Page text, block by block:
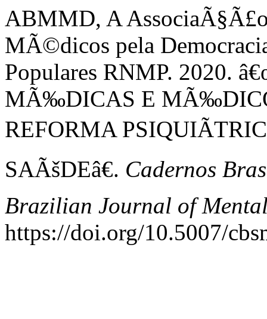
ABMMD, A
MÃ©dicos pela
Populares RNMP. 2020.
MÃ‰DICAS E
REFORMA
SAÃšDEâ€. Cadernos
Brazilian Journal of
https://doi.org/10.5007/